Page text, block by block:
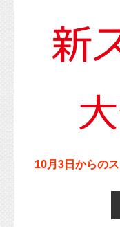
男の子の七五三
が、
オススメですよ
と思い、今回こ
ます！
「きもの譲っ
10月3日からの